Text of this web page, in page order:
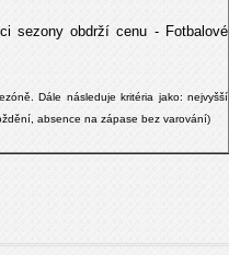
sezony obdrží cenu - Fotbalové
Dále následuje kritéria jako: nejvyšší
absence na zápase bez varování)